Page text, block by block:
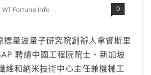
WT Fortune Info 0
標量波量子研究院創辦人拿督斯里
聘請中國工程院院士、新加坡
維和納米技術中心主任兼機械工